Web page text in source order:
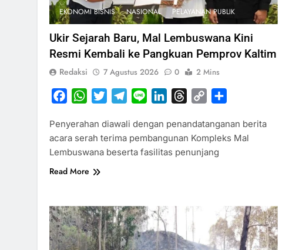
EKONOMI BISNIS NASIONAL PELAYANAN PUBLIK
Ukir Sejarah Baru, Mal Lembuswana Kini
Resmi Kembali ke Pangkuan Pemprov Kaltim
Redaksi 7 Agustus 2026 0 2 Mins
FacebookWhatsApp
TwitterTelegram
Line LinkedInThreads
Copy
Penyerahan diawali dengan penandatanganan berita
acara serah terima pembangunan Kompleks Mal
Lembuswana beserta fasilitas penunjang
Read More